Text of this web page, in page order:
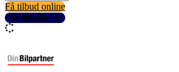
Få tilbud online
Se detaljer